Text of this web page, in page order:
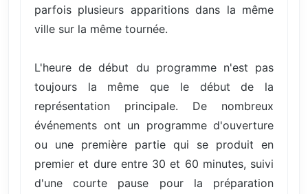
parfois plusieurs apparitions dans la même
ville sur la même tournée.
L'heure de début du programme n'est pas
toujours la même que le début de la
représentation principale. De nombreux
événements ont un programme d'ouverture
ou une première partie qui se produit en
premier et dure entre 30 et 60 minutes, suivi
d'une courte pause pour la préparation